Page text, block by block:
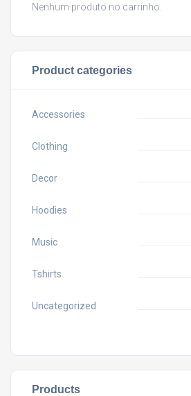
Nenhum produto no carrinho.
Product categories
Accessories
Clothing
Decor
Hoodies
Music
Tshirts
Uncategorized
Products